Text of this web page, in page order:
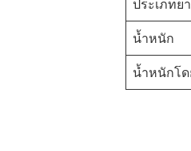
น้ำหนัก
น้ำหนักโ